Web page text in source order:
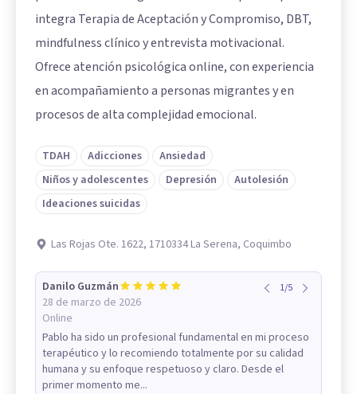
integra Terapia de Aceptación y Compromiso, DBT,
mindfulness clínico y entrevista motivacional.
Ofrece atención psicológica online, con experiencia
en acompañamiento a personas migrantes y en
procesos de alta complejidad emocional.
TDAH Adicciones
Ansiedad
Niños y adolescentes
Depresión
Autolesión
Ideaciones suicidas
Las Rojas Ote. 1622, 1710334 La Serena, Coquimbo
Danilo Guzmán
28 de marzo de 2026
Online
1/5
Pablo ha sido un profesional fundamental en mi proceso
terapéutico y lo recomiendo totalmente por su calidad
humana y su enfoque respetuoso y claro. Desde el
primer momento me...